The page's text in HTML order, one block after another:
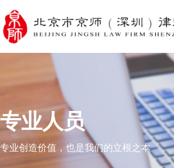
专业人员
专业创造价值，也是我们的立根之本